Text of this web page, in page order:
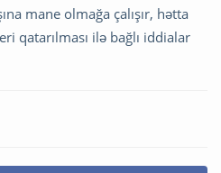
mane olmağa çalışır, hətta
qatarılması ilə bağlı iddialar